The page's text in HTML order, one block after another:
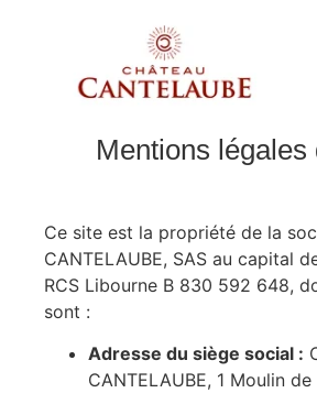
Mentions légales
Ce site est la propriété de la
CANTELAUBE, SAS au capital
RCS Libourne B 830 592 648,
sont :
Adresse du siège social :
CANTELAUBE, 1 Moulin